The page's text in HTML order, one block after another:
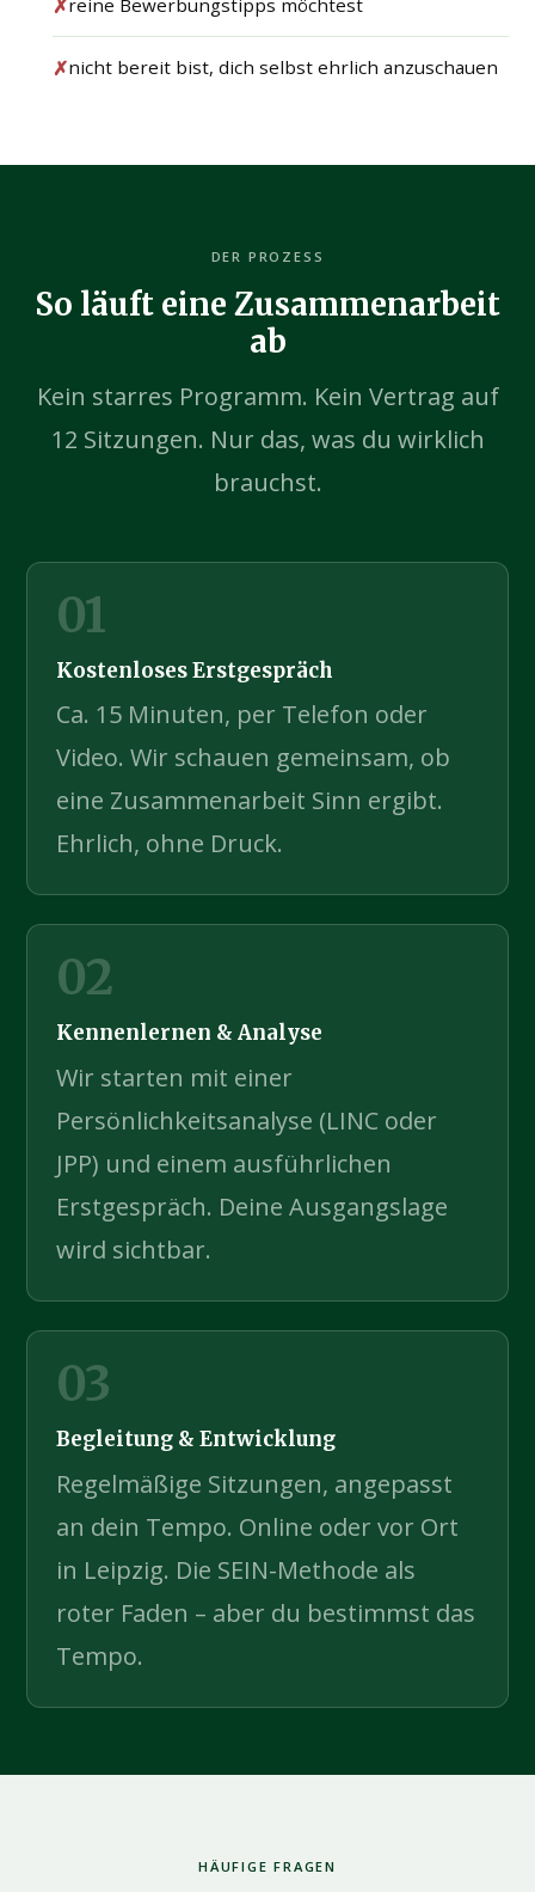
✗
✗nicht bereit bist, dich selbst ehrlich anzuschauen
DER PROZESS
So läuft eine Zusammenarbeit
ab
Kein starres Programm. Kein Vertrag auf
12 Sitzungen. Nur das, was du wirklich
brauchst.
01
Kostenloses Erstgespräch
Ca. 15 Minuten, per Telefon oder
Video. Wir schauen gemeinsam, ob
eine Zusammenarbeit Sinn ergibt.
Ehrlich, ohne Druck.
02
Kennenlernen & Analyse
Wir starten mit einer
Persönlichkeitsanalyse (LINC oder
JPP) und einem ausführlichen
Erstgespräch. Deine Ausgangslage
wird sichtbar.
03
Begleitung & Entwicklung
Regelmäßige Sitzungen, angepasst
an dein Tempo. Online oder vor Ort
in Leipzig. Die SEIN-Methode als
roter Faden – aber du bestimmst das
Tempo.
HÄUFIGE FRAGEN